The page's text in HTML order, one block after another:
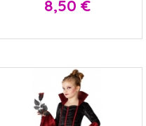
8,50 €